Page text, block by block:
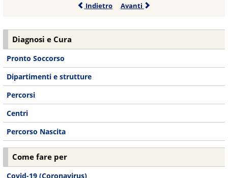
Indietro Avanti
Diagnosi e Cura
Pronto Soccorso
Dipartimenti e strutture
Percorsi
Centri
Percorso Nascita
Come fare per
Covid-19 (Coronavirus)